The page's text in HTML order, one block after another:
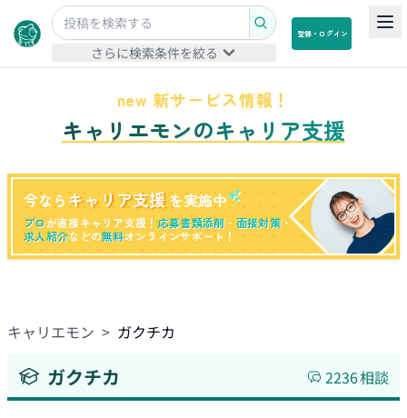
さらに検索条件を絞る
登録・ログイン
new 新サービス情報！
キャリエモンのキャリア支援
今なら キャリア支援 を実施中
プロが直接キャリア支援！応募書類添削 ・ 面接対策・
求人紹介などの無料オンラインサポート！
キャリエモン > ガクチカ
ガクチカ 2236相談